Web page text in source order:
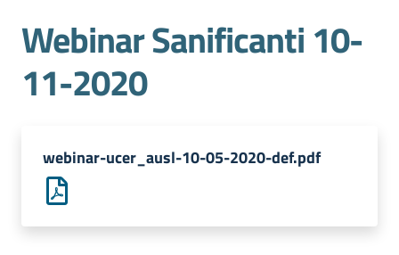
Studi
e
Statistica
Orientamento
Webinar Sanificanti 10-
11-2020
webinar-ucer_ausl-10-05-2020-def.pdf